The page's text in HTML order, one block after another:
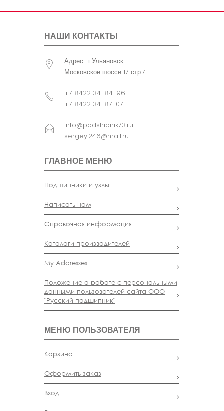
НАШИ КОНТАКТЫ
Адрес : г.Ульяновск
Московское шоссе 17 стр.7
+7 8422 34-84-96
+7 8422 34-87-07
info@podshipnik73.ru
sergey.246@mail.ru
ГЛАВНОЕ МЕНЮ
Подшипники и узлы
Написать нам
Справочная информация
Каталоги производителей
My Addresses
Положение о работе с персональными
данными пользователей сайта ООО
"Русский подшипник"
МЕНЮ ПОЛЬЗОВАТЕЛЯ
Корзина
Оформить заказ
Вход